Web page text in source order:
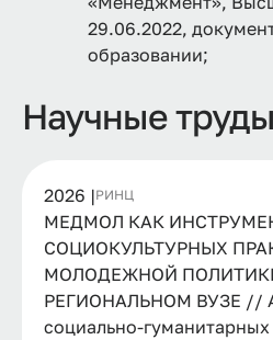
29.06.2022,
образовании;
Научные труды
2026 |РИНЦ
МЕДМОЛ КАК
СОЦИОКУЛЬТУРНЫХ
МОЛОДЕЖНОЙ
РЕГИОНАЛЬНОМ ВУЗЕ //
социально-